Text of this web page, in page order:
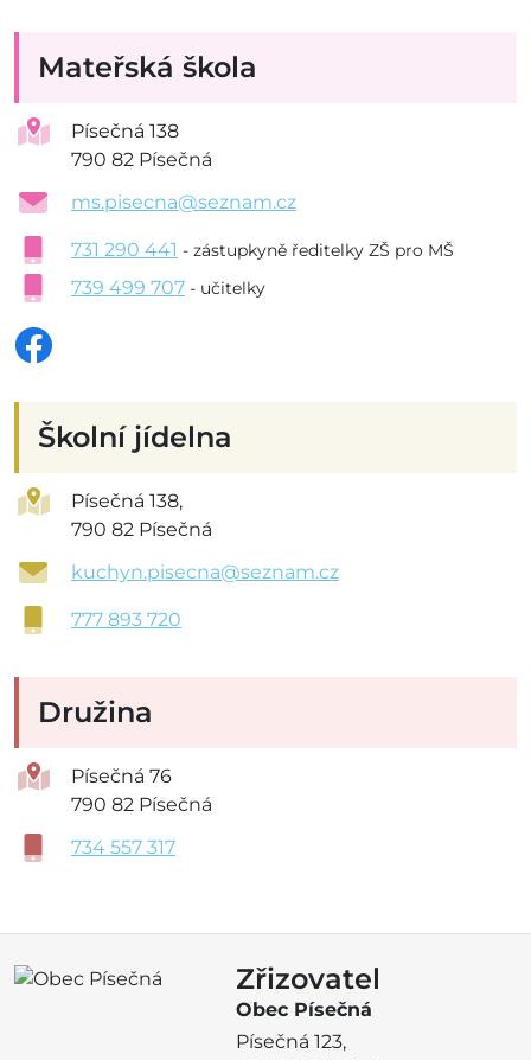
Mateřská škola
Písečná 138
790 82 Písečná
ms.pisecna@seznam.cz
731 290 441 - zástupkyně ředitelky ZŠ pro MŠ
739 499 707 - učitelky
Školní jídelna
Písečná 138,
790 82 Písečná
kuchyn.pisecna@seznam.cz
777 893 720
Družina
Písečná 76
790 82 Písečná
734 557 317
Zřizovatel
Obec Písečná
Písečná 123,